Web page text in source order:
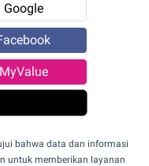
bahwa data dan informasi
untuk memberikan layanan